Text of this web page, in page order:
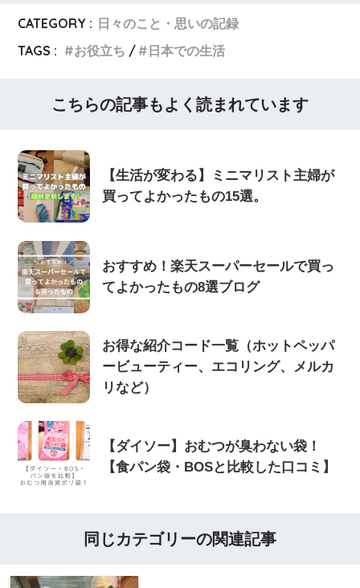
CATEGORY : 日々のこと・思いの記録
TAGS :
お役立ち 日本での生活
こちらの記事もよく読まれています
【生活が変わる】ミニマリスト主婦が
買ってよかったもの15選。
おすすめ！楽天スーパーセールで買っ
てよかったもの8選ブログ
お得な紹介コード一覧（ホットペッパ
ービューティー、エコリング、メルカ
リなど）
【ダイソー】おむつが臭わない袋！
【食パン袋・BOSと比較した口コミ】
同じカテゴリーの関連記事